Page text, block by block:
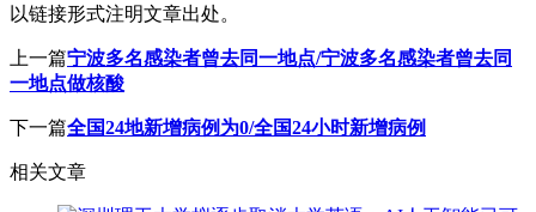
以链接形式注明文章出处。
上一篇宁波多名感染者曾去同一地点/宁波多名感染者曾去同
一地点做核酸
下一篇全国24地新增病例为0/全国24小时新增病例
相关文章